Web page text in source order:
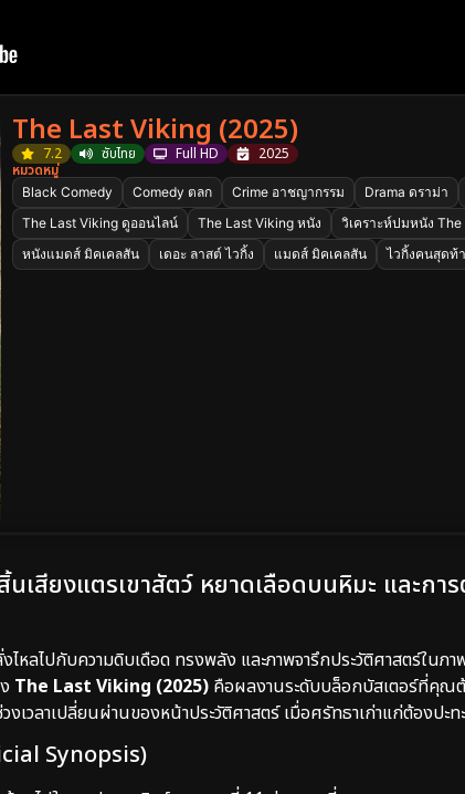
The Last Viking (2025)
7.2 ซับไทย Full HD
2025
หมวดหมู่
Black Comedy Comedy ตลก Crime อาชญากรรม Drama ดราม่า
The Last Viking ดูออนไลน์
The Last Viking หนัง วิเคราะห์ปมหนัง
หนังแมดส์ มิคเคลสัน
เดอะ ลาสต์ ไวกิ้ง แมดส์ มิคเคลสัน ไวกิ้งคนสุดท้
สียงแตรเขาสัตว์ หยาดเลือดบนหิมะ และกา
หลไปกับความดิบเดือด ทรงพลัง และภาพจารึกประวัติศาสตร์ในภ
The Last Viking (2025) คือผลงานระดับบล็อกบัสเตอร์ที่คุณ
วงเวลาเปลี่ยนผ่านของหน้าประวัติศาสตร์ เมื่อศรัทธาเก่าแก่ต้องป
Synopsis)